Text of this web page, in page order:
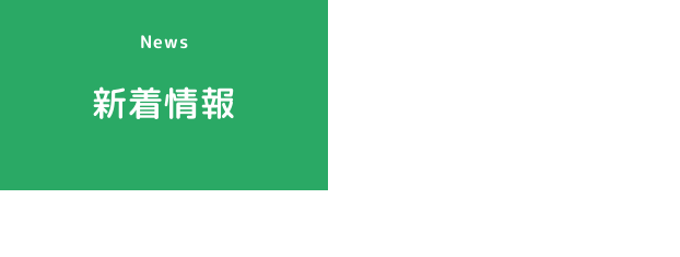
News
新着情報